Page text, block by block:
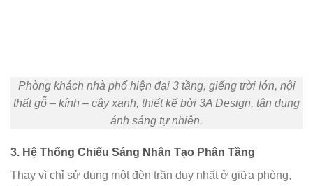
Phòng khách nhà phố hiện đại 3 tầng, giếng trời lớn, nội
thất gỗ – kính – cây xanh, thiết kế bởi 3A Design, tận dụng
ánh sáng tự nhiên.
3. Hệ Thống Chiếu Sáng Nhân Tạo Phân Tầng
Thay vì chỉ sử dụng một đèn trần duy nhất ở giữa phòng,